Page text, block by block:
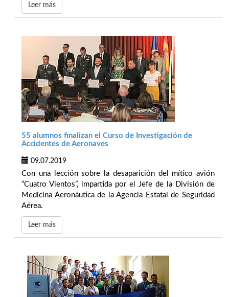
Leer más
55 alumnos finalizan el Curso de Investigación de
Accidentes de Aeronaves
09.07.2019
Con una lección sobre la desaparición del mítico avión
“Cuatro Vientos”, impartida por el Jefe de la División de
Medicina Aeronáutica de la Agencia Estatal de Seguridad
Aérea.
Leer más